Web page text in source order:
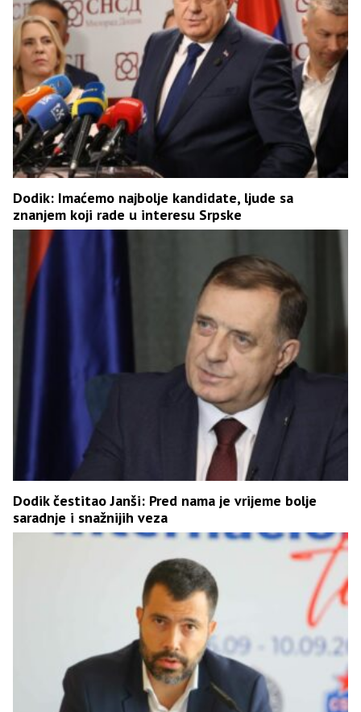
Dodik: Imaćemo najbolje kandidate, ljude sa
znanjem koji rade u interesu Srpske
Dodik čestitao Janši: Pred nama je vrijeme bolje
saradnje i snažnijih veza